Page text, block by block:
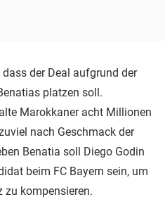
der Deal aufgrund der
platzen soll.
Marokkaner acht Millionen
nach Geschmack der
Benatia soll Diego Godin
beim FC Bayern sein, um
kompensieren.